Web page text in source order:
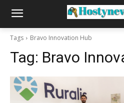
Tags Bravo Innovation Hub
Tag: Bravo